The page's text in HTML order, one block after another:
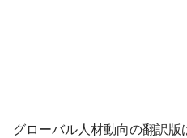
グローバル人材動向の翻訳版